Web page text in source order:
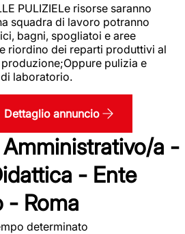
PULIZIELe risorse saranno
squadra di lavoro potranno
bagni, spogliatoi e aree
riordino dei reparti produttivi al
pulizia e
laboratorio.
Dettaglio annuncio
a -
- Ente
- Roma
determinato